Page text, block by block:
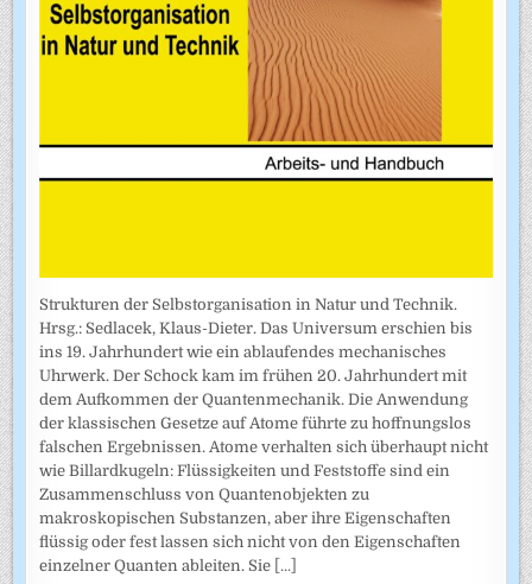
Strukturen der Selbstorganisation in Natur und Technik.
Hrsg.: Sedlacek, Klaus-Dieter. Das Universum erschien bis
ins 19. Jahrhundert wie ein ablaufendes mechanisches
Uhrwerk. Der Schock kam im frühen 20. Jahrhundert mit
dem Aufkommen der Quantenmechanik. Die Anwendung
der klassischen Gesetze auf Atome führte zu hoffnungslos
falschen Ergebnissen. Atome verhalten sich überhaupt nicht
wie Billardkugeln: Flüssigkeiten und Feststoffe sind ein
Zusammenschluss von Quantenobjekten zu
makroskopischen Substanzen, aber ihre Eigenschaften
flüssig oder fest lassen sich nicht von den Eigenschaften
einzelner Quanten ableiten. Sie [...]